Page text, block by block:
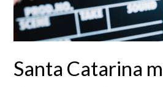
Santa Catarina